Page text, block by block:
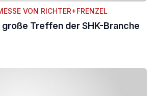
VON RICHTER+FRENZEL
große Treffen der SHK-Branche